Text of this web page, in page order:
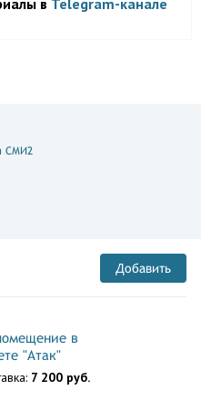
в Telegram-канале
СМИ2
Добавить
в
"Атак"
7 200 руб.